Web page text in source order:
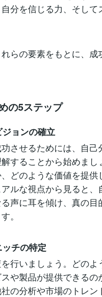
分を信じる力、そし
らの要素をもとに、
の5ステップ
ョンの確立
させるためには、自己
することから始めま
どのような価値を提
ルな視点から見ると
声に耳を傾け、真の
。
チの特定
行いましょう。どの
や製品が提供できる
の分析や市場のトレ